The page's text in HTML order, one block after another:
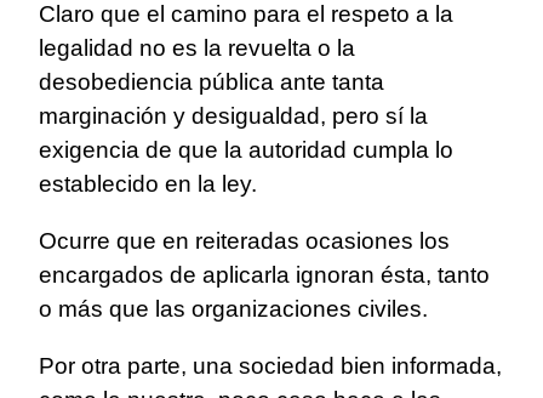
Claro que el camino para el respeto a la
legalidad no es la revuelta o la
desobediencia pública ante tanta
marginación y desigualdad, pero sí la
exigencia de que la autoridad cumpla lo
establecido en la ley.
Ocurre que en reiteradas ocasiones los
encargados de aplicarla ignoran ésta, tanto
o más que las organizaciones civiles.
Por otra parte, una sociedad bien informada,